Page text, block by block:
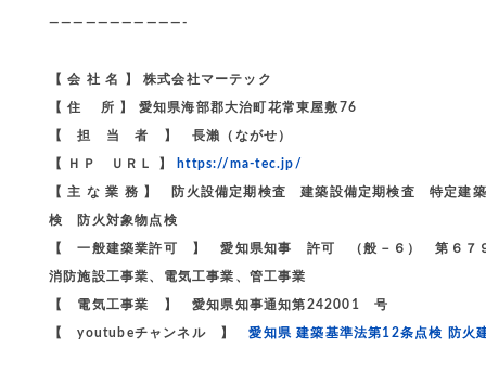
———————————-
【 会 社 名 】 株式会社マーテック
【 住 所 】 愛知県海部郡大治町花常東屋敷76
【 担 当 者 】 長瀨（ながせ）
【 ＨＰ ＵＲＬ 】 https://ma-tec.jp/
【 主 な 業 務 】 防火設備定期検査 建築設備定期検査 特定
検 防火対象物点検
【 一般建築業許可 】 愛知県知事 許可 （般－６） 第６７
消防施設工事業、電気工事業、管工事業
【 電気工事業 】 愛知県知事通知第242001 号
【 youtubeチャンネル 】愛知県 建築基準法第12条点検 防火